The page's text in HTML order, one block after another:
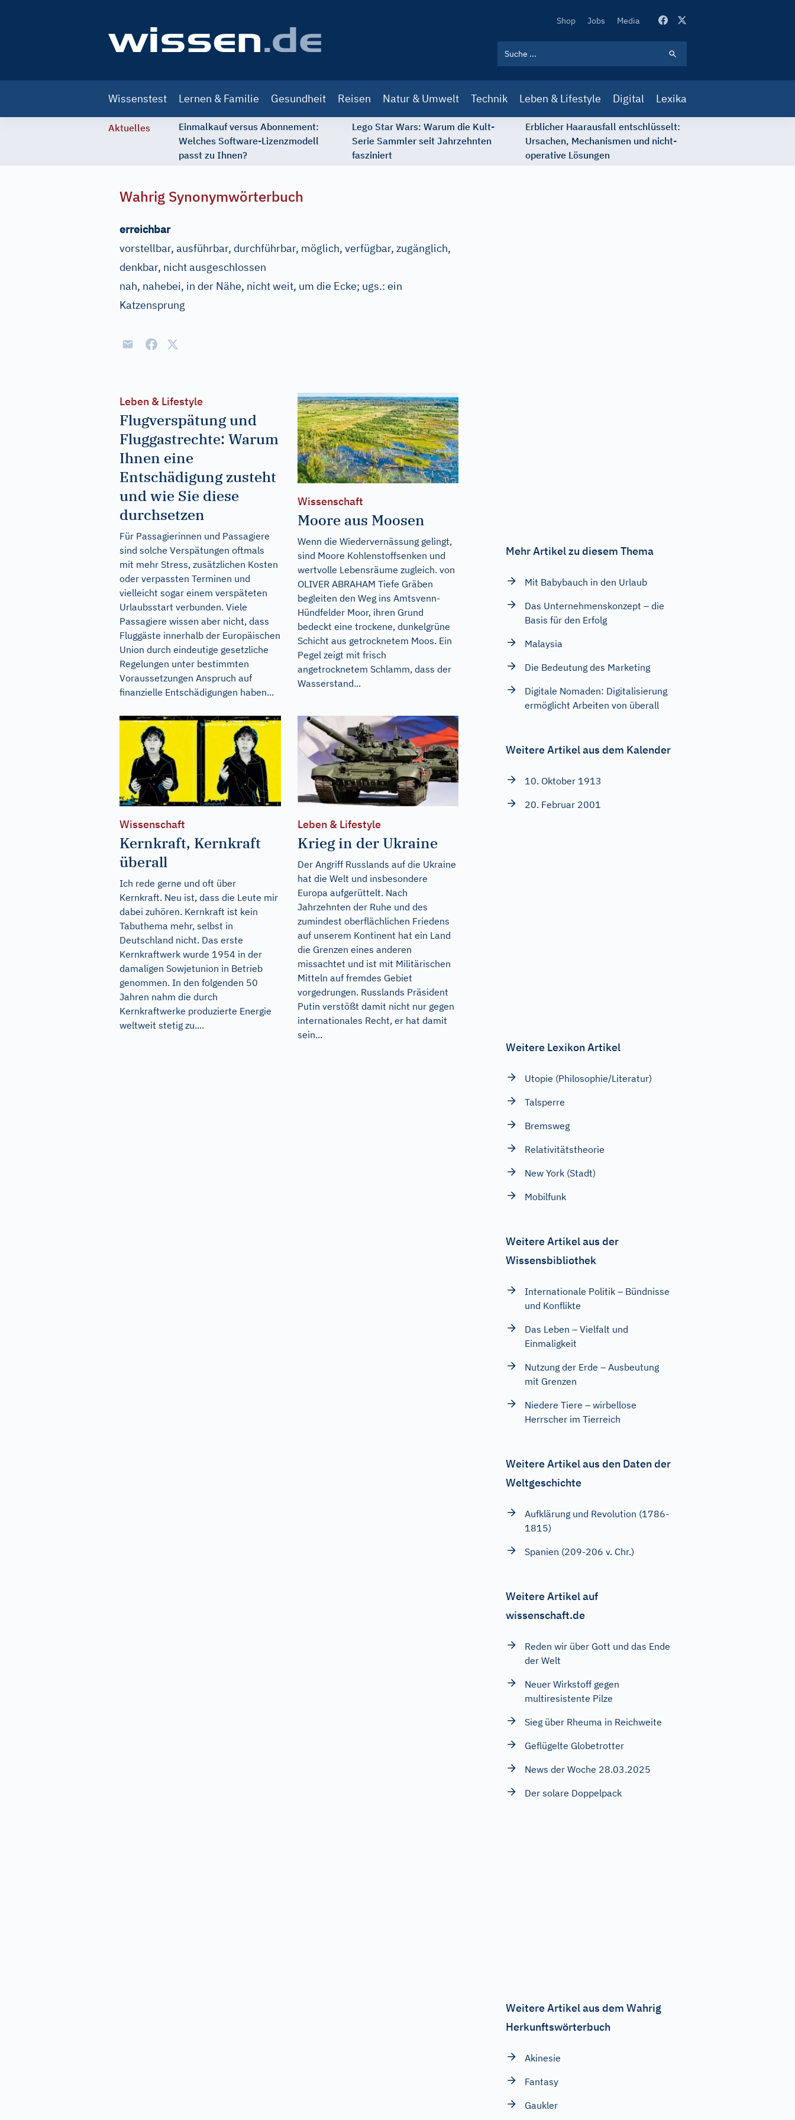
Secondary
Shop Jobs Media
navigation
Wissenstest Lernen & Familie Gesundheit Reisen Natur & Umwelt Technik Leben & Lifestyle Digital Lexika
Aktuelles
Einmalkauf versus Abonnement:
Welches Software-Lizenzmodell
passt zu Ihnen?
Lego Star Wars: Warum die Kult-
Serie Sammler seit Jahrzehnten
fasziniert
Erblicher Haarausfall entschlüsselt:
Ursachen, Mechanismen und nicht-
operative Lösungen
Wahrig Synonymwörterbuch
erreichbar
vorstellbar, ausführbar, durchführbar, möglich, verfügbar, zugänglich,
denkbar, nicht ausgeschlossen
nah, nahebei, in der Nähe, nicht weit, um die Ecke; ugs.: ein
Katzensprung
Leben & Lifestyle
Flugverspätung und
Fluggastrechte: Warum
Ihnen eine
Entschädigung zusteht
und wie Sie diese
durchsetzen
Für Passagierinnen und Passagiere
sind solche Verspätungen oftmals
mit mehr Stress, zusätzlichen Kosten
oder verpassten Terminen und
vielleicht sogar einem verspäteten
Urlaubsstart verbunden. Viele
Passagiere wissen aber nicht, dass
Fluggäste innerhalb der Europäischen
Union durch eindeutige gesetzliche
Regelungen unter bestimmten
Voraussetzungen Anspruch auf
finanzielle Entschädigungen haben...
Wissenschaft
Moore aus Moosen
Wenn die Wiedervernässung gelingt,
sind Moore Kohlenstoffsenken und
wertvolle Lebensräume zugleich. von
OLIVER ABRAHAM Tiefe Gräben
begleiten den Weg ins Amtsvenn-
Hündfelder Moor, ihren Grund
bedeckt eine trockene, dunkelgrüne
Schicht aus getrocknetem Moos. Ein
Pegel zeigt mit frisch
angetrocknetem Schlamm, dass der
Wasserstand...
Wissenschaft
Kernkraft, Kernkraft
überall
Ich rede gerne und oft über
Kernkraft. Neu ist, dass die Leute mir
dabei zuhören. Kernkraft ist kein
Tabuthema mehr, selbst in
Deutschland nicht. Das erste
Kernkraftwerk wurde 1954 in der
damaligen Sowjetunion in Betrieb
genommen. In den folgenden 50
Jahren nahm die durch
Kernkraftwerke produzierte Energie
weltweit stetig zu....
Leben & Lifestyle
Krieg in der Ukraine
Der Angriff Russlands auf die Ukraine
hat die Welt und insbesondere
Europa aufgerüttelt. Nach
Jahrzehnten der Ruhe und des
zumindest oberflächlichen Friedens
auf unserem Kontinent hat ein Land
die Grenzen eines anderen
missachtet und ist mit Militärischen
Mitteln auf fremdes Gebiet
vorgedrungen. Russlands Präsident
Putin verstößt damit nicht nur gegen
internationales Recht, er hat damit
sein...
Mehr Artikel zu diesem Thema
Mit Babybauch in den Urlaub
Das Unternehmenskonzept – die
Basis für den Erfolg
Malaysia
Die Bedeutung des Marketing
Digitale Nomaden: Digitalisierung
ermöglicht Arbeiten von überall
Weitere Artikel aus dem Kalender
10. Oktober 1913
20. Februar 2001
Weitere Lexikon Artikel
Utopie (Philosophie/Literatur)
Talsperre
Bremsweg
Relativitätstheorie
New York (Stadt)
Mobilfunk
Weitere Artikel aus der
Wissensbibliothek
Internationale Politik – Bündnisse
und Konflikte
Das Leben – Vielfalt und
Einmaligkeit
Nutzung der Erde – Ausbeutung
mit Grenzen
Niedere Tiere – wirbellose
Herrscher im Tierreich
Weitere Artikel aus den Daten der
Weltgeschichte
Aufklärung und Revolution (1786-
1815)
Spanien (209-206 v. Chr.)
Weitere Artikel auf
wissenschaft.de
Reden wir über Gott und das Ende
der Welt
Neuer Wirkstoff gegen
multiresistente Pilze
Sieg über Rheuma in Reichweite
Geflügelte Globetrotter
News der Woche 28.03.2025
Der solare Doppelpack
Weitere Artikel aus dem Wahrig
Herkunftswörterbuch
Akinesie
Fantasy
Gaukler